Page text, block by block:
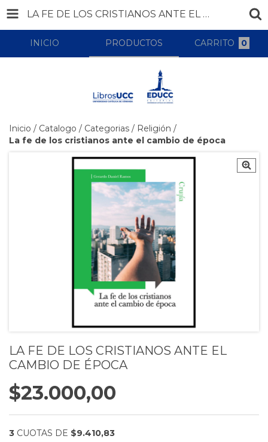
LA FE DE LOS CRISTIANOS ANTE EL CAMBIO DE ÉPOCA
INICIO PRODUCTOS CARRITO 0
Inicio / Catalogo / Categorias / Religión /
La fe de los cristianos ante el cambio de época
LA FE DE LOS CRISTIANOS ANTE EL
CAMBIO DE ÉPOCA
$23.000,00
3 CUOTAS DE $9.410,83